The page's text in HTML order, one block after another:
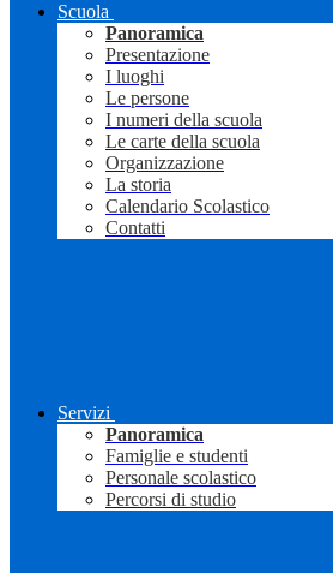
Scuola
Panoramica
Presentazione
I luoghi
Le persone
I numeri della scuola
Le carte della scuola
Organizzazione
La storia
Calendario Scolastico
Contatti
Servizi
Panoramica
Famiglie e studenti
Personale scolastico
Percorsi di studio